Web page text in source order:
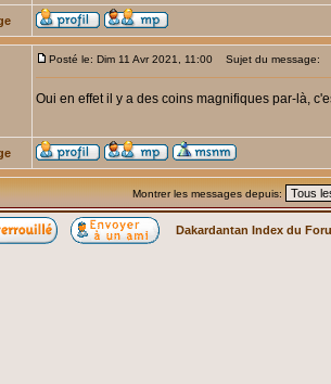
Posté le: Dim 11 Avr 2021, 11:00 Sujet du message:
Oui en effet il y a des coins magnifiques par-là,
Montrer les messages depuis:
Dakardantan Index du